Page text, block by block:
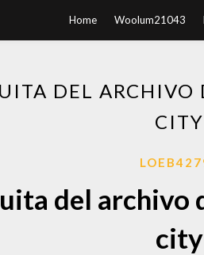
Home Woolum21043
DEL
CITY
del archivo
city